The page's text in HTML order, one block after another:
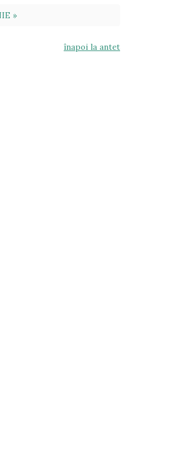
»
înapoi la antet